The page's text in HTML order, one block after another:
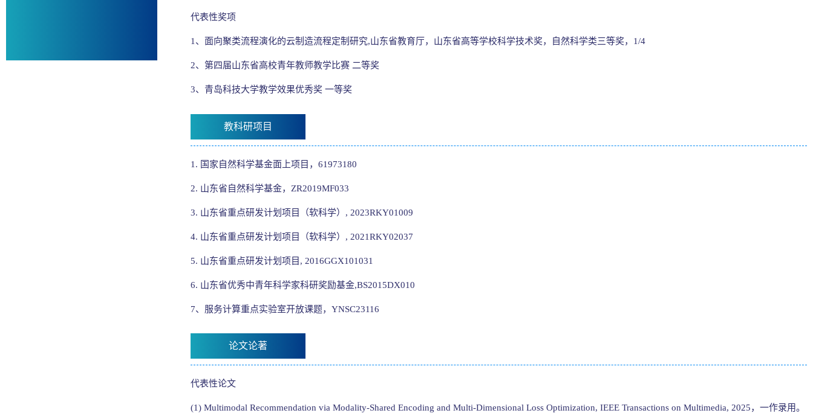
代表性奖项
1、面向聚类流程演化的云制造流程定制研究,山东省教育厅，山东省高等学校科学技术奖，自然科学类三等奖，1/4
2、第四届山东省高校青年教师教学比赛 二等奖
3、青岛科技大学教学效果优秀奖 一等奖
教科研项目
1. 国家自然科学基金面上项目，61973180
2. 山东省自然科学基金，ZR2019MF033
3. 山东省重点研发计划项目（软科学）, 2023RKY01009
4. 山东省重点研发计划项目（软科学）, 2021RKY02037
5. 山东省重点研发计划项目, 2016GGX101031
6. 山东省优秀中青年科学家科研奖励基金,BS2015DX010
7、服务计算重点实验室开放课题，YNSC23116
论文论著
代表性论文
(1) Multimodal Recommendation via Modality-Shared Encoding and Multi-Dimensional Loss Optimization, IEEE Transactions on Multimedia, 2025，一作录用。